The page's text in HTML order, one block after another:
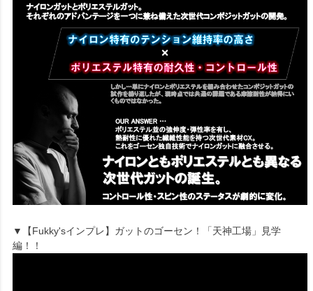
▼【Fukky'sインプレ】ガットのゴーセン！「天神工場」見学
編！！